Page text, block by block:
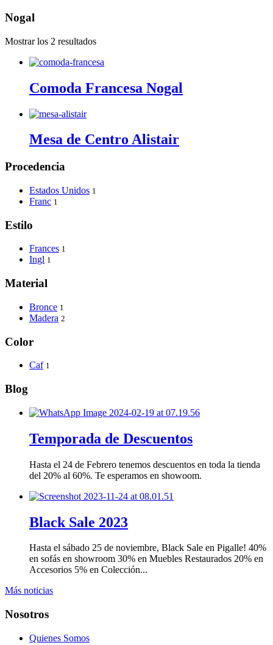
Nogal
Mostrar los 2 resultados
Comoda Francesa Nogal
Mesa de Centro Alistair
Procedencia
Estados Unidos 1
Franc 1
Estilo
Frances 1
Ingl 1
Material
Bronce 1
Madera 2
Color
Caf 1
Blog
Temporada de Descuentos
Hasta el 24 de Febrero tenemos descuentos en toda la tienda
del 20% al 60%. Te esperamos en showoom.
Black Sale 2023
Hasta el sábado 25 de noviembre, Black Sale en Pigalle! 40%
en sofás en showroom 30% en Muebles Restaurados 20% en
Accesorios 5% en Colección...
Más noticias
Nosotros
Quienes Somos